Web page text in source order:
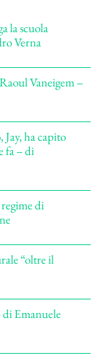
la scuola
Verna
Vaneigem –
ha capito
fa – di
di
“oltre il
di Emanuele